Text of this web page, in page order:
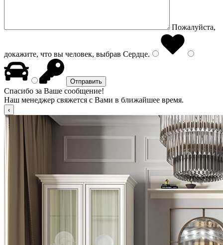
Пожалуйста,
докажите, что вы человек, выбрав Сердце.
Спасибо за Ваше сообщение!
Наш менеджер свяжется с Вами в ближайшее время.